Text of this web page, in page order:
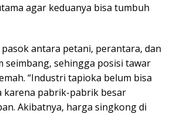
agar keduanya bisa tumbuh
antara petani, perantara, dan
seimbang, sehingga posisi tawar
“Industri tapioka belum bisa
karena pabrik-pabrik besar
Akibatnya, harga singkong di